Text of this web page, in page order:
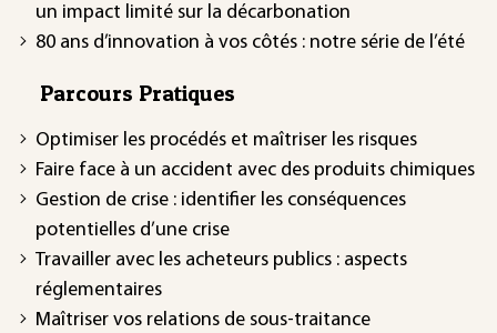
un impact limité sur la décarbonation
80 ans d’innovation à vos côtés : notre série de l’été
Parcours Pratiques
Optimiser les procédés et maîtriser les risques
Faire face à un accident avec des produits chimiques
Gestion de crise : identifier les conséquences
potentielles d’une crise
Travailler avec les acheteurs publics : aspects
réglementaires
Maîtriser vos relations de sous-traitance